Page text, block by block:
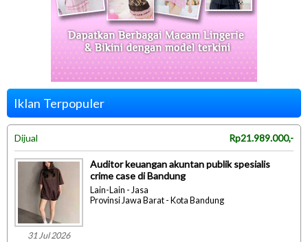
Iklan Terpopuler
Dijual Rp21.989.000,-
31 Jul 2026
Auditor keuangan akuntan publik spesialis
crime case di Bandung
Lain-Lain - Jasa
Provinsi Jawa Barat - Kota Bandung